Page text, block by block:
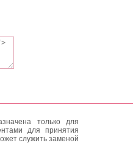
только для
для принятия
служить заменой